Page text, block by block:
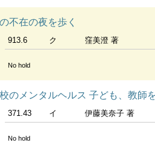
不在の夜を歩く
913.6 ク 窪美澄 著
No hold
のメンタルヘルス 子ども、教師
371.43 イ 伊藤美奈子 著
No hold